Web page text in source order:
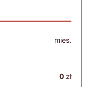
mies.
0 zł